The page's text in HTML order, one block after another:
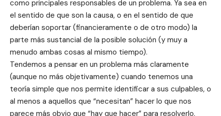
como principales responsables de un problema. Ya sea en
el sentido de que son la causa, o en el sentido de que
deberían soportar (financieramente o de otro modo) la
parte más sustancial de la posible solución (y muy a
menudo ambas cosas al mismo tiempo).
Tendemos a pensar en un problema más claramente
(aunque no más objetivamente) cuando tenemos una
teoría simple que nos permite identificar a sus culpables, o
al menos a aquellos que “necesitan” hacer lo que nos
parece más obvio que “hay que hacer” para resolverlo.